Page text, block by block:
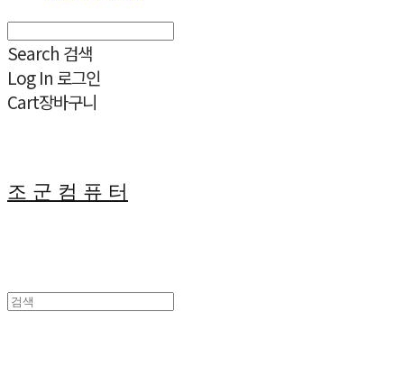
Search 검색
Log In 로그인
Cart장바구니
조 군 컴 퓨 터